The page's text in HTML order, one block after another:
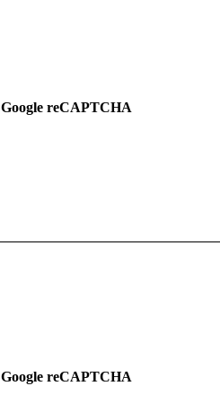
Google reCAPTCHA
Google reCAPTCHA